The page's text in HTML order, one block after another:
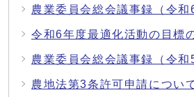
農業委員会総会議事録（令和
令和6年度最適化活動の目標
農業委員会総会議事録（令和
農地法第3条許可申請につい